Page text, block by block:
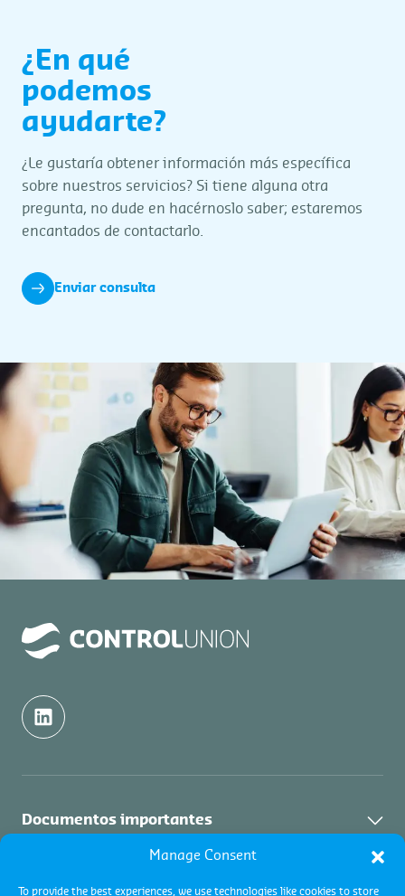
Manage Consent
To provide the best experiences, we use technologies like cookies to store
¿En qué
podemos
ayudarte?
¿Le gustaría obtener información más específica
sobre nuestros servicios? Si tiene alguna otra
pregunta, no dude en hacérnoslo saber; estaremos
encantados de contactarlo.
Enviar consulta
Documentos importantes